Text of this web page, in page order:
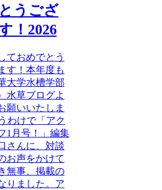
うござ
！2026
ておめでとう
す！本年度も
大学水槽学部
水草ブログよ
願いいたしま
わけで「アク
1月号！」編集
さんに、対談
お声をかけて
無事、掲載の
りました。ア